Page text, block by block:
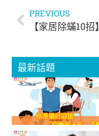
PREVIOUS
【家居除蟎10招】
最新話題